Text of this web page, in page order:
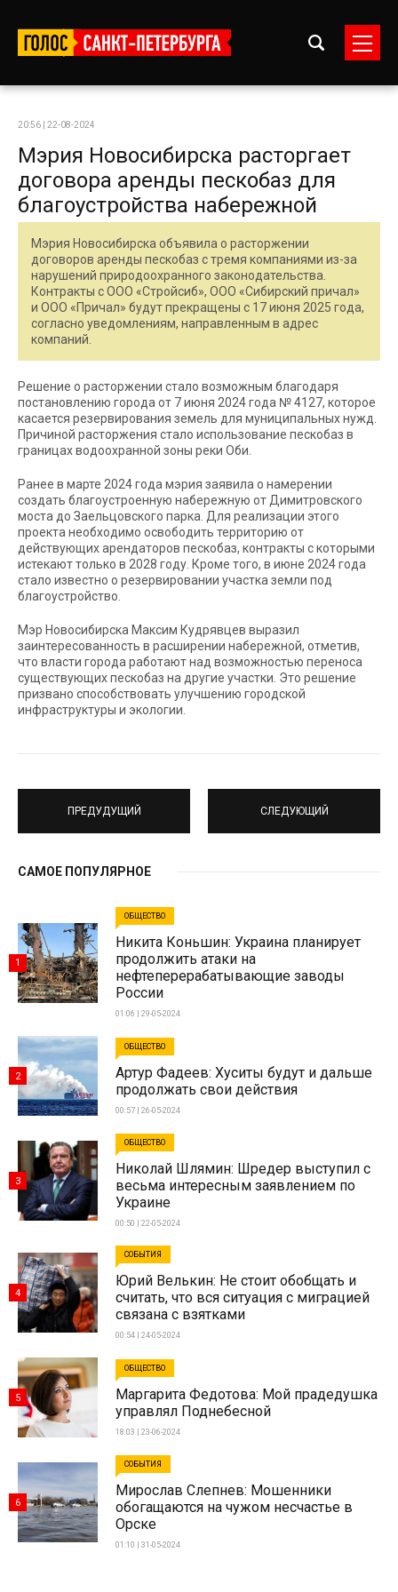
20:56 | 22-08-2024
Мэрия Новосибирска расторгает
договора аренды пескобаз для
благоустройства набережной
Мэрия Новосибирска объявила о расторжении
договоров аренды пескобаз с тремя компаниями из-за
нарушений природоохранного законодательства.
Контракты с ООО «Стройсиб», ООО «Сибирский причал»
и ООО «Причал» будут прекращены с 17 июня 2025 года,
согласно уведомлениям, направленным в адрес
компаний.
Решение о расторжении стало возможным благодаря
постановлению города от 7 июня 2024 года № 4127, которое
касается резервирования земель для муниципальных нужд.
Причиной расторжения стало использование пескобаз в
границах водоохранной зоны реки Оби.
Ранее в марте 2024 года мэрия заявила о намерении
создать благоустроенную набережную от Димитровского
моста до Заельцовского парка. Для реализации этого
проекта необходимо освободить территорию от
действующих арендаторов пескобаз, контракты с которыми
истекают только в 2028 году. Кроме того, в июне 2024 года
стало известно о резервировании участка земли под
благоустройство.
Мэр Новосибирска Максим Кудрявцев выразил
заинтересованность в расширении набережной, отметив,
что власти города работают над возможностью переноса
существующих пескобаз на другие участки. Это решение
призвано способствовать улучшению городской
инфраструктуры и экологии.
ПРЕДУДУЩИЙ СЛЕДУЮЩИЙ
САМОЕ ПОПУЛЯРНОЕ
ОБЩЕСТВО
Никита Коньшин: Украина планирует
продолжить атаки на
нефтеперерабатывающие заводы
России
01:06 | 29-05-2024
1
ОБЩЕСТВО
Артур Фадеев: Хуситы будут и дальше
продолжать свои действия
00:57 | 26-05-2024
2
ОБЩЕСТВО
Николай Шлямин: Шредер выступил с
весьма интересным заявлением по
Украине
00:50 | 22-05-2024
3
СОБЫТИЯ
Юрий Велькин: Не стоит обобщать и
считать, что вся ситуация с миграцией
связана с взятками
00:54 | 24-05-2024
4
ОБЩЕСТВО
Маргарита Федотова: Мой прадедушка
управлял Поднебесной
18:03 | 23-06-2024
5
СОБЫТИЯ
Мирослав Слепнев: Мошенники
обогащаются на чужом несчастье в
Орске
01:10 | 31-05-2024
6